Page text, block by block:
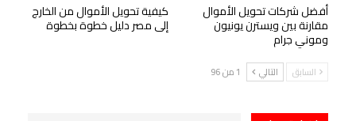
أفضل شركات تحويل الأموال
مقارنة بين ويسترن يونيون
وموني جرام
كيفية تحويل الأموال من الخارج
إلى مصر دليل خطوة بخطوة
السابق التالي 1 من 96